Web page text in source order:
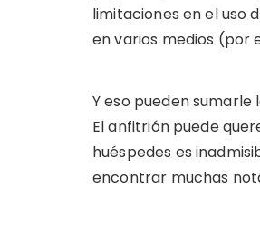
limitaciones en el uso
en varios medios (por
Y eso pueden
El anfitrión puede
huéspedes es
encontrar muchas